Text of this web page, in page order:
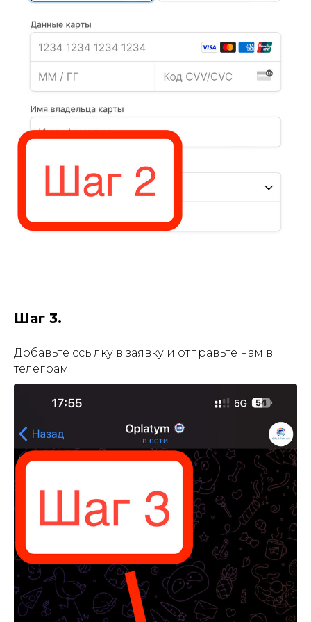
Шаг 3.
Добавьте ссылку в заявку и отправьте нам в
телеграм